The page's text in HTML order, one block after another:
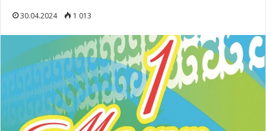
30.04.2024 1 013